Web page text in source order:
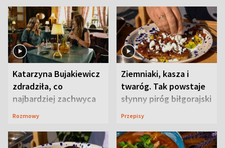
Katarzyna Bujakiewicz
zdradziła, co
najbardziej zachwyca
ją w Lublinie
Rozmowy
Ziemniaki, kasza i
twaróg. Tak powstaje
słynny piróg biłgorajski
Przepisy